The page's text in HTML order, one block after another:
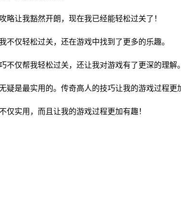
让我豁然开朗，现在我已经能轻松过关了！
仅轻松过关，还在游戏中找到了更多的乐趣。
仅帮我轻松过关，还让我对游戏有了更深的理解。
是最实用的。传奇高人的技巧让我的游戏过程更
实用，而且让我的游戏过程更加有趣！